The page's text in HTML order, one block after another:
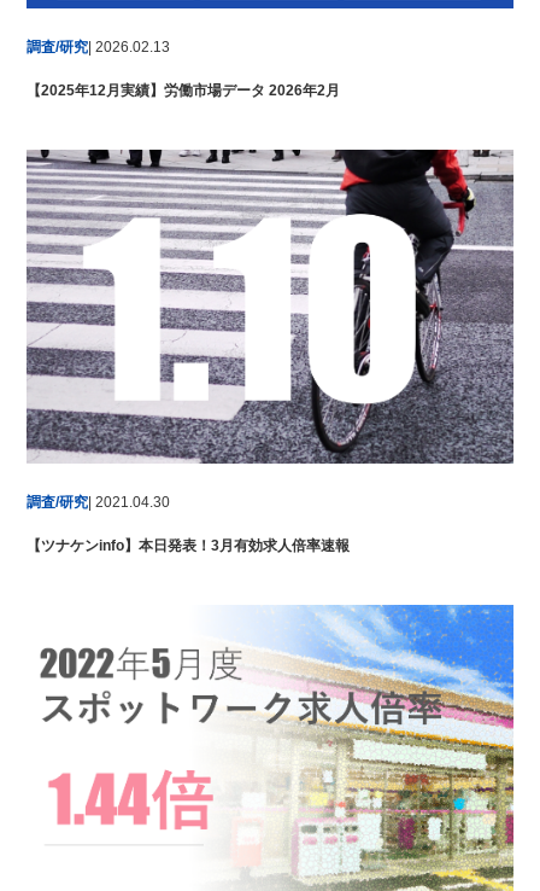
調査/研究 | 2026.02.13
【2025年12月実績】労働市場データ 2026年2月
調査/研究| 2021.04.30
【ツナケンinfo】本日発表！3月有効求人倍率速報